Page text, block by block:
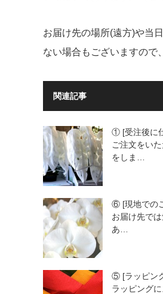
お届け先の場所(遠方)や当
ない場合もございますので
関連記事
① [受注後に
ご注文をい
をしま…
⑥ [現地での
お届け先で
あ…
⑤ [ラッピン
ラッピング